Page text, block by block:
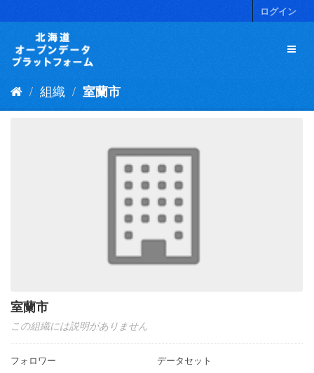
キ
ログイン
組織 室蘭市
室蘭市
この組織には説明がありません
フォロワー データセット